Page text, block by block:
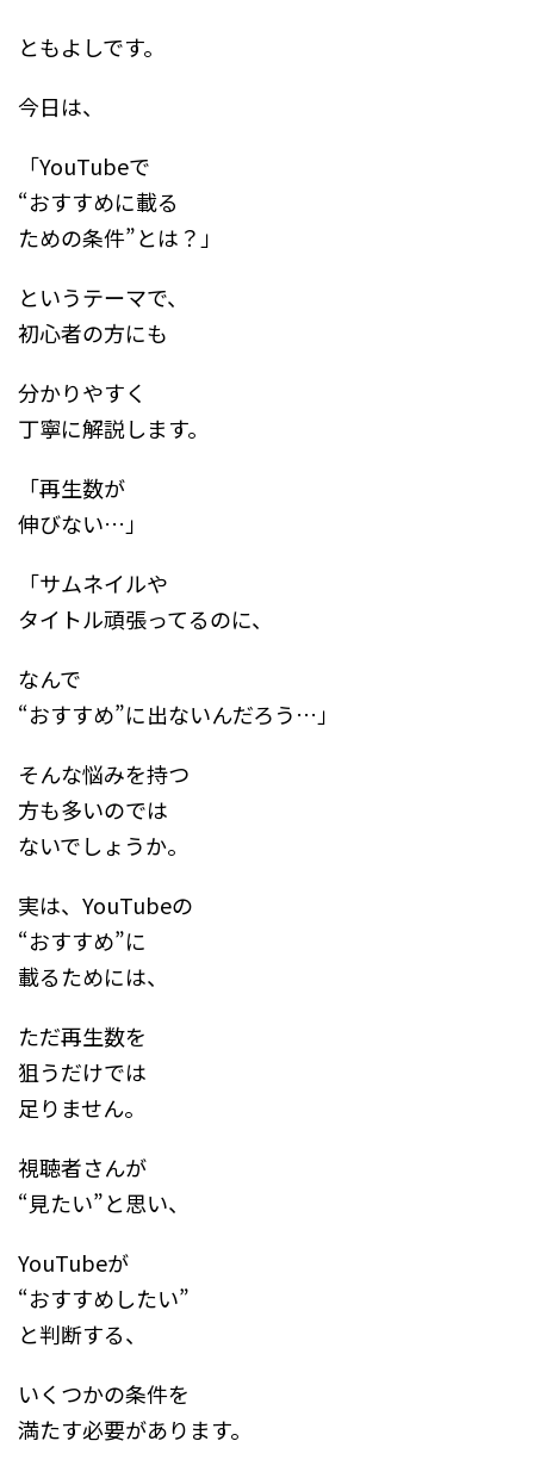
ともよしです。
今日は、
「YouTubeで
“おすすめに載る
ための条件”とは？」
というテーマで、
初心者の方にも
分かりやすく
丁寧に解説します。
「再生数が
伸びない…」
「サムネイルや
タイトル頑張ってるのに、
なんで
“おすすめ”に出ないんだろう…」
そんな悩みを持つ
方も多いのでは
ないでしょうか。
実は、YouTubeの
“おすすめ”に
載るためには、
ただ再生数を
狙うだけでは
足りません。
視聴者さんが
“見たい”と思い、
YouTubeが
“おすすめしたい”
と判断する、
いくつかの条件を
満たす必要があります。